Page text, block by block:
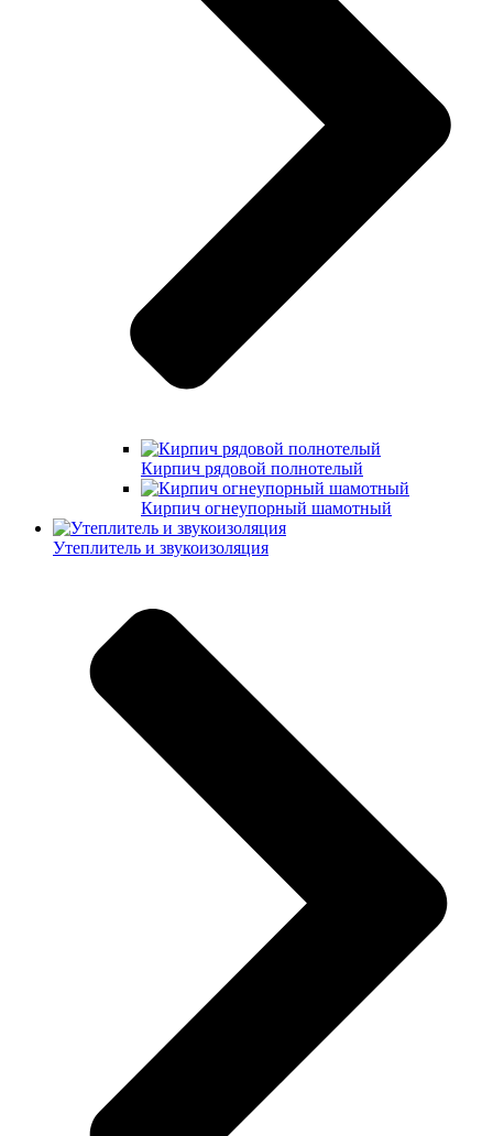
Кирпич рядовой полнотелый
Кирпич огнеупорный шамотный
Утеплитель и звукоизоляция